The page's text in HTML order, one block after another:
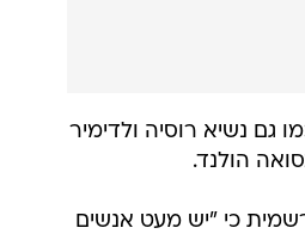
גם נשיא רוסיה ולדימיר
הולנד.
כי "יש מעט אנשים